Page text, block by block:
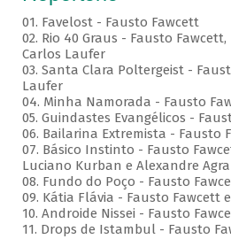
01. Favelost - Fausto Fawcett
02. Rio 40 Graus - Fausto
Carlos Laufer
03. Santa Clara Poltergeist -
Laufer
04. Minha Namorada - Fausto
05. Guindastes Evangélicos -
06. Bailarina Extremista - Fausto
07. Básico Instinto - Fausto
Luciano Kurban e Alexandre Agra
08. Fundo do Poço - Fausto
09. Kátia Flávia - Fausto Fawcett
10. Androide Nissei - Fausto
11. Drops de Istambul - Fausto